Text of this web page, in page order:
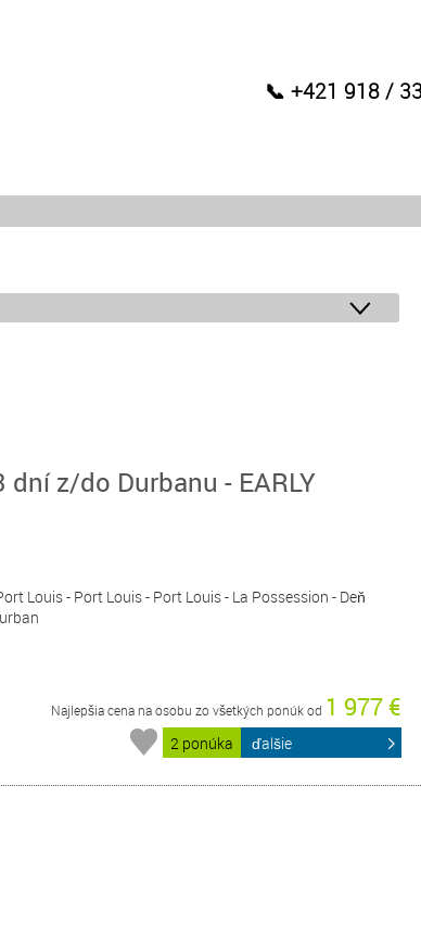
📞 +421 918 /
z/do Durbanu - EARLY
Louis - Port Louis - Port Louis - La Possession - Deň
Najlepšia cena na osobu zo všetkých ponúk od 1 977 €
2 ponúka ďalšie